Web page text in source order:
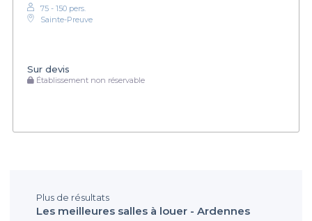
75 - 150 pers.
Sainte-Preuve
Sur devis
Établissement non réservable
Plus de résultats
Les meilleures salles à louer - Ardennes